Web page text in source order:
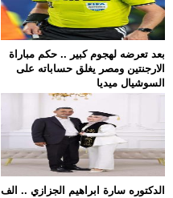
بعد تعرضه لهجوم كبير .. حكم مباراة
الارجنتين ومصر يغلق حساباته على
السوشيال ميديا
الدكتوره سارة ابراهيم الجزازي .. الف